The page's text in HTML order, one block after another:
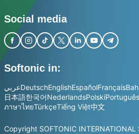
Social media
Softonic in:
عربيDeutschEnglishEspañolFrançais
日本語한국어NederlandsPolskiPortuguês
ภาษาไทยTürkçeTiếng Việt中文
Copyright SOFTONIC INTERNATIONAL